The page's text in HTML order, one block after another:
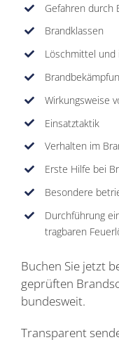
Gefahren durch
Brandklassen
Löschmittel und
Wirkungsweise
Einsatztaktik
Verhalten im
Erste Hilfe bei
Besondere
Durchführung
tragbaren
Buchen Sie jetzt
geprüften
bundesweit.
Transparent